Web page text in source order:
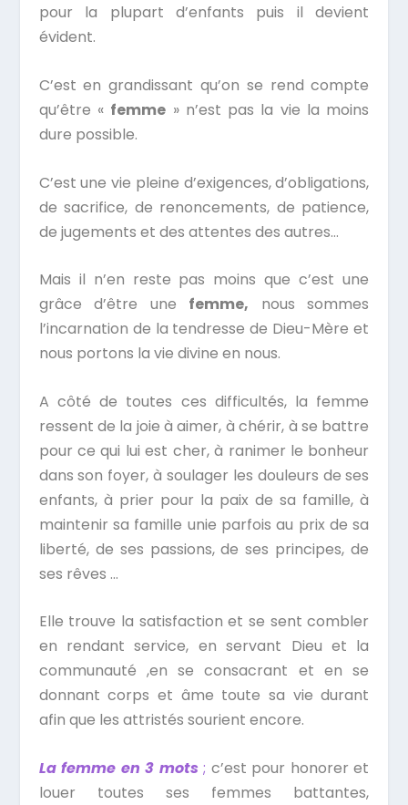
pour la plupart d’enfants puis il devient
évident.
C’est en grandissant qu’on se rend compte
qu’être « femme » n’est pas la vie la moins
dure possible.
C’est une vie pleine d’exigences, d’obligations,
de sacrifice, de renoncements, de patience,
de jugements et des attentes des autres…
Mais il n’en reste pas moins que c’est une
grâce d’être une femme, nous sommes
l’incarnation de la tendresse de Dieu-Mère et
nous portons la vie divine en nous.
A côté de toutes ces difficultés, la femme
ressent de la joie à aimer, à chérir, à se battre
pour ce qui lui est cher, à ranimer le bonheur
dans son foyer, à soulager les douleurs de ses
enfants, à prier pour la paix de sa famille, à
maintenir sa famille unie parfois au prix de sa
liberté, de ses passions, de ses principes, de
ses rêves …
Elle trouve la satisfaction et se sent combler
en rendant service, en servant Dieu et la
communauté ,en se consacrant et en se
donnant corps et âme toute sa vie durant
afin que les attristés sourient encore.
La femme en 3 mots ; c’est pour honorer et
louer toutes ses femmes battantes,